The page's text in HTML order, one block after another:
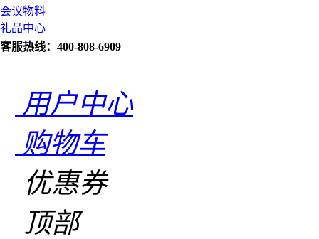
会议物料
礼品中心
客服热线：400-808-6909
用户中心
购物车
优惠券
顶部